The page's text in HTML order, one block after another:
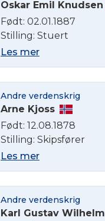
Oskar Emil Knudsen
Født: 02.01.1887
Stilling: Stuert
Les mer
Andre verdenskrig
Arne Kjoss
Født: 12.08.1878
Stilling: Skipsfører
Les mer
Andre verdenskrig
Karl Gustav Wilhelm